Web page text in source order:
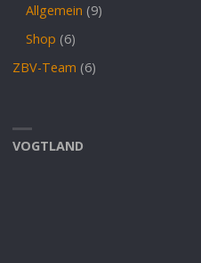
Allgemein (9)
Shop (6)
ZBV-Team (6)
VOGTLAND